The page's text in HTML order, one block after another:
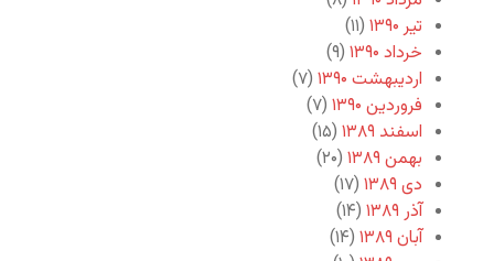
تیر ۱۳۹۰
(۱۱)
خرداد ۱۳۹۰
(۹)
اردیبهشت ۱۳۹۰
(۷)
فروردین ۱۳۹۰
(۷)
اسفند ۱۳۸۹
(۱۵)
بهمن ۱۳۸۹
(۲۰)
دی ۱۳۸۹
(۱۷)
آذر ۱۳۸۹
(۱۴)
آبان ۱۳۸۹
(۱۴)